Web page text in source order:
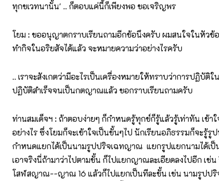
ทุกขเวทนานั้น' .. ก็ตอบแค่นี้ก็เพียงพอ ขอเจริญพร
โยม : ขออนุญาตกราบเรียนถามอีกข้อนึงครับ ผมสนใจในหัว
ทำกิจในอริยสัจได้แล้ว จะหมายความว่าอย่างไรครับ
.. เราจะสังเกตว่ามีอะไรเป็นเครื่องหมายให้ทราบว่าการปฏิบัติ
ปฏิบัติสำเร็จจนเป็นกตญาณแล้ว ขอกราบเรียนถามครับ
ท่านสมเด็จฯ : ถ้าตอบง่ายๆ ก็กำหนดรู้ทุกข์ก็รู้แล้วรู้เท่าทัน เข้า
อย่างไร ซึ่งโยมก็จะเข้าใจเป็นขั้นๆไป นักเรียนอภิธรรมก็จะรู้รูป
กำหนดแยกได้เป็นนามรูปปริจเฉทญาณ แยกรูปแยกนามได้เป็
เอาจริงนี่ถ้ามาว่าไปตามขั้น ก็ไปแยกญาณละเอียดลงไปอีก เ
โสฬสญาณ--ญาณ 16 แล้วก็ไปแยกเป็นทีละขั้น เช่น นามรูปป